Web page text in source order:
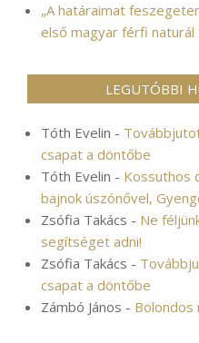
„A határaimat
első magyar férfi
LEGUTÓBBI
Tóth Evelin -
csapat a döntőbe
Tóth Evelin - Kossuthos
bajnok úszónővel,
Zsófia Takács - Ne
segítséget adni!
Zsófia Takács -
csapat a döntőbe
Zámbó János - Bolondos